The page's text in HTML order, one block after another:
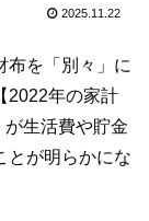
2025.11.22
布を「別々」に
2022年の家計
生活費や貯金
とが明らかにな